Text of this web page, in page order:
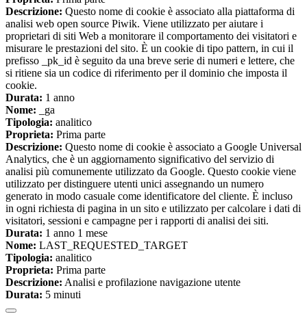
Descrizione: Questo nome di cookie è associato alla piattaforma di
analisi web open source Piwik. Viene utilizzato per aiutare i
proprietari di siti Web a monitorare il comportamento dei visitatori e
misurare le prestazioni del sito. È un cookie di tipo pattern, in cui il
prefisso _pk_id è seguito da una breve serie di numeri e lettere, che
si ritiene sia un codice di riferimento per il dominio che imposta il
cookie.
Durata: 1 anno
Nome: _ga
Tipologia: analitico
Proprieta: Prima parte
Descrizione: Questo nome di cookie è associato a Google Universal
Analytics, che è un aggiornamento significativo del servizio di
analisi più comunemente utilizzato da Google. Questo cookie viene
utilizzato per distinguere utenti unici assegnando un numero
generato in modo casuale come identificatore del cliente. È incluso
in ogni richiesta di pagina in un sito e utilizzato per calcolare i dati di
visitatori, sessioni e campagne per i rapporti di analisi dei siti.
Durata: 1 anno 1 mese
Nome: LAST_REQUESTED_TARGET
Tipologia: analitico
Proprieta: Prima parte
Descrizione: Analisi e profilazione navigazione utente
Durata: 5 minuti